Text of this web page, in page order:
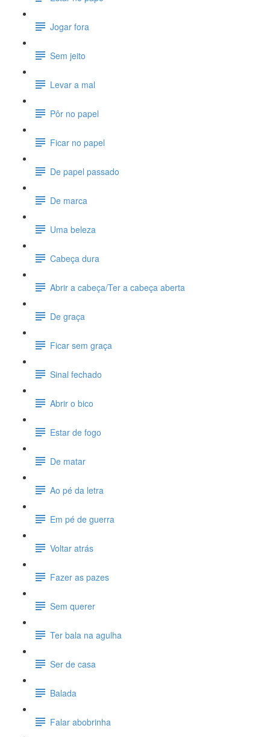
Jogar fora
Sem jeito
Levar a mal
Pôr no papel
Ficar no papel
De papel passado
De marca
Uma beleza
Cabeça dura
Abrir a cabeça/Ter a cabeça aberta
De graça
Ficar sem graça
Sinal fechado
Abrir o bico
Estar de fogo
De matar
Ao pé da letra
Em pé de guerra
Voltar atrás
Fazer as pazes
Sem querer
Ter bala na agulha
Ser de casa
Balada
Falar abobrinha